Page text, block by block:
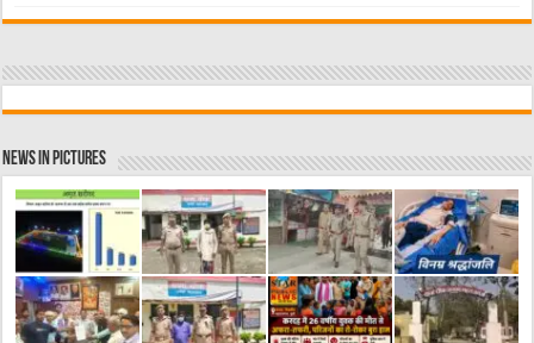
News in Pictures